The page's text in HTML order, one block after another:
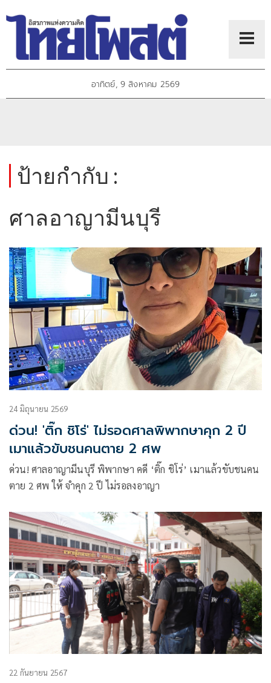
อาทิตย์, 9 สิงหาคม 2569
ป้ายกำกับ :
ศาลอาญามีนบุรี
24 มิถุนายน 2569
ด่วน! 'ติ๊ก ชิโร่' ไม่รอดศาลพิพากษาคุก 2 ปี
เมาแล้วขับชนคนตาย 2 ศพ
ด่วน! ศาลอาญามีนบุรี พิพากษา คดี ‘ติ๊ก ชิโร่’ เมาแล้วขับชนคน
ตาย 2 ศพ ให้ จำคุก 2 ปี ไม่รอลงอาญา
22 กันยายน 2567